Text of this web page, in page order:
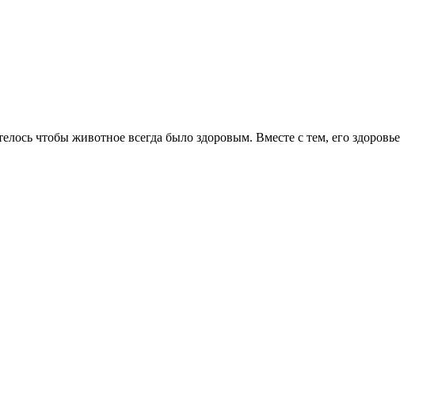
чтобы животное всегда было здоровым. Вместе с тем, его здоровье